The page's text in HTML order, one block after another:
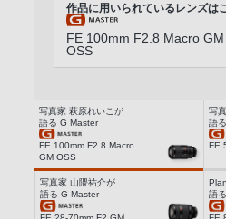
作品に用いられているレンズは
FE 100mm F2.8 Macro GM
OSS
写真家 萩原れいこが
語る G Master
FE 100mm F2.8 Macro
GM OSS
写
語
FE
写真家 山隈祐介が
語る G Master
語